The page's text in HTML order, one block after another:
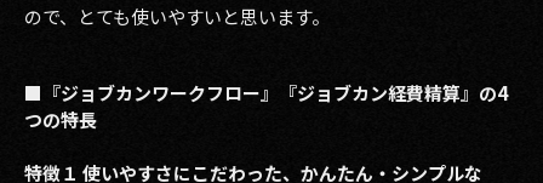
ので、とても使いやすいと思います。
■『ジョブカンワークフロー』『ジョブカン経費精算』の4
つの特長
特徴１ 使いやすさにこだわった、かんたん・シンプルな